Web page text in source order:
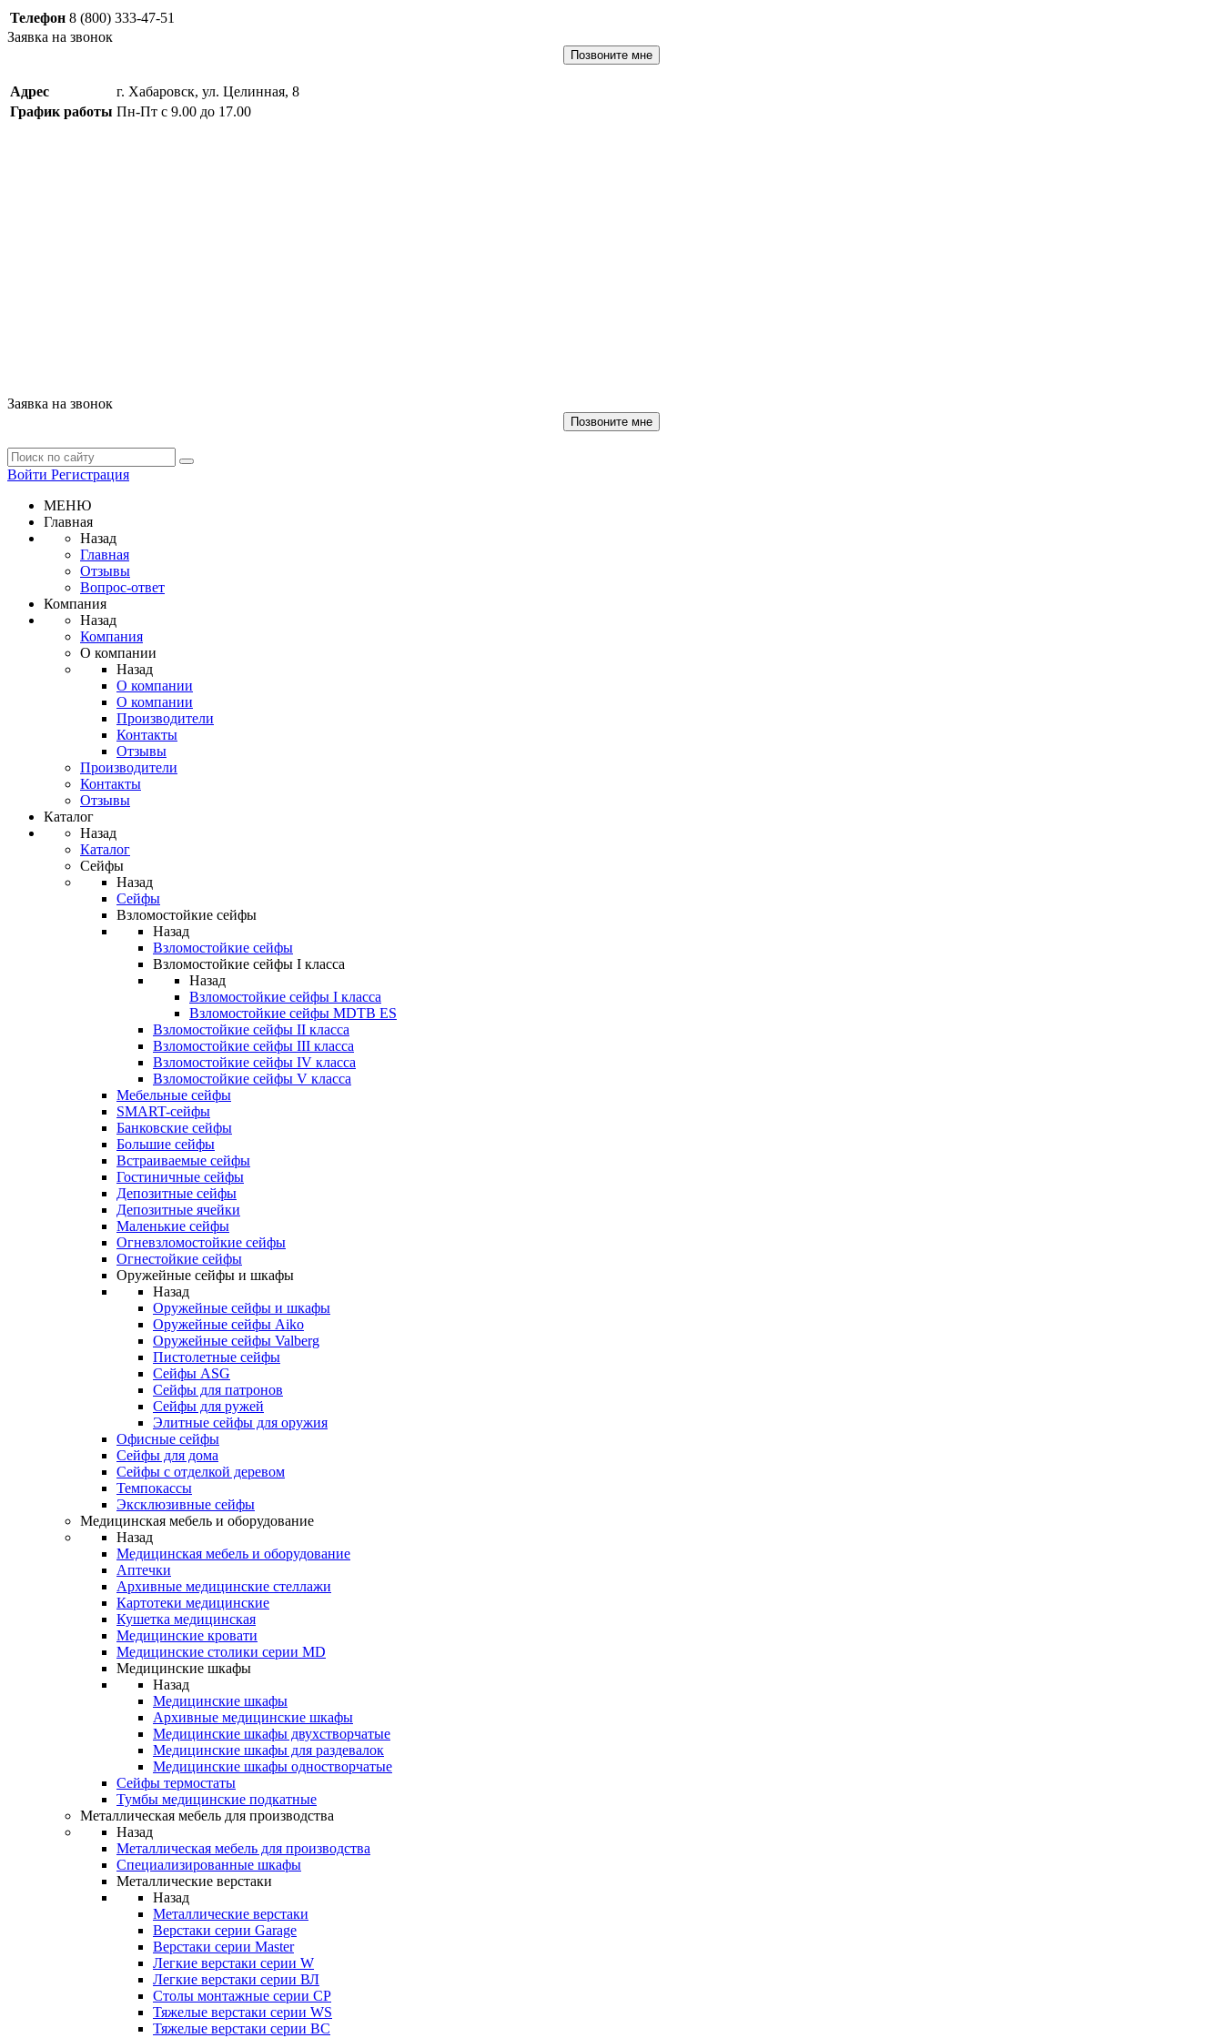
Телефон 8 (800) 333-47-51
Заявка на звонок
Позвоните мне
Адрес
г. Хабаровск, ул. Целинная, 8
График работы Пн-Пт с 9.00 до 17.00
Заявка на звонок
Позвоните мне
Войти Регистрация
МЕНЮ
Главная
Назад
Главная
Отзывы
Вопрос-ответ
Компания
Назад
Компания
О компании
Назад
О компании
О компании
Производители
Контакты
Отзывы
Производители
Контакты
Отзывы
Каталог
Назад
Каталог
Сейфы
Назад
Сейфы
Взломостойкие сейфы
Назад
Взломостойкие сейфы
Взломостойкие сейфы I класса
Назад
Взломостойкие сейфы I класса
Взломостойкие сейфы MDTB ES
Взломостойкие сейфы II класса
Взломостойкие сейфы III класса
Взломостойкие сейфы IV класса
Взломостойкие сейфы V класса
Мебельные сейфы
SMART-сейфы
Банковские сейфы
Большие сейфы
Встраиваемые сейфы
Гостиничные сейфы
Депозитные сейфы
Депозитные ячейки
Маленькие сейфы
Огневзломостойкие сейфы
Огнестойкие сейфы
Оружейные сейфы и шкафы
Назад
Оружейные сейфы и шкафы
Оружейные сейфы Aiko
Оружейные сейфы Valberg
Пистолетные сейфы
Сейфы ASG
Сейфы для патронов
Сейфы для ружей
Элитные сейфы для оружия
Офисные сейфы
Сейфы для дома
Сейфы с отделкой деревом
Темпокассы
Эксклюзивные сейфы
Медицинская мебель и оборудование
Назад
Медицинская мебель и оборудование
Аптечки
Архивные медицинские стеллажи
Картотеки медицинские
Кушетка медицинская
Медицинские кровати
Медицинские столики серии MD
Медицинские шкафы
Назад
Медицинские шкафы
Архивные медицинские шкафы
Медицинские шкафы двухстворчатые
Медицинские шкафы для раздевалок
Медицинские шкафы одностворчатые
Сейфы термостаты
Тумбы медицинские подкатные
Металлическая мебель для производства
Назад
Металлическая мебель для производства
Cпециализированные шкафы
Металлические верстаки
Назад
Металлические верстаки
Верстаки серии Garage
Верстаки серии Master
Легкие верстаки серии W
Легкие верстаки серии ВЛ
Столы монтажные серии СР
Тяжелые верстаки серии WS
Тяжелые верстаки серии ВС